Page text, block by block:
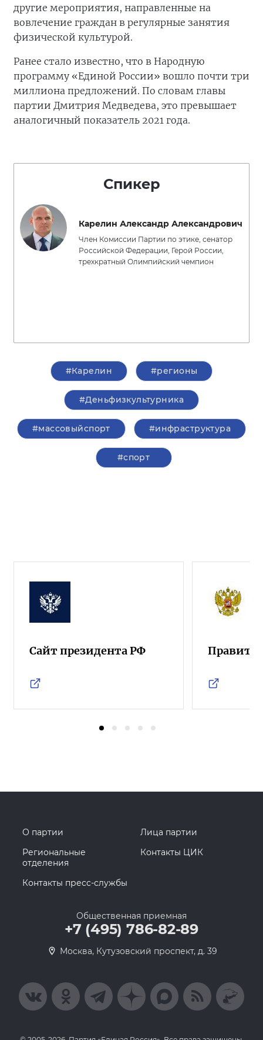
другие мероприятия, направленные на
вовлечение граждан в регулярные занятия
физической культурой.
Ранее стало известно, что в Народную
программу «Единой России» вошло почти три
миллиона предложений. По словам главы
партии Дмитрия Медведева, это превышает
аналогичный показатель 2021 года.
Спикер
Карелин Александр Александрович
Член Комиссии Партии по этике, сенатор
Российской Федерации, Герой России,
трехкратный Олимпийский чемпион
#Карелин #регионы
#Деньфизкультурника
#массовыйспорт #инфраструктура
#спорт
Сайт президента РФ
О партии
Лица партии
Региональные
отделения
Контакты ЦИК
Контакты пресс-службы
Общественная приемная
+7 (495) 786-82-89
Москва, Кутузовский проспект, д. 39